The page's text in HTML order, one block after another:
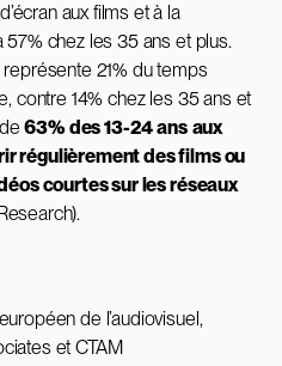
aux films et à la
chez les 35 ans et plus.
21% du temps
contre 14% chez les 35 ans et
de63% des 13-24 ans aux
régulièrement des films ou
courtes sur les réseaux
de l’audiovisuel,
et CTAM